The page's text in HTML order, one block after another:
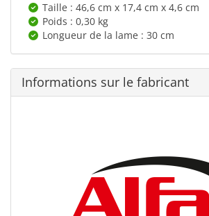
Taille : 46,6 cm x 17,4 cm x 4,6 cm
Poids : 0,30 kg
Longueur de la lame : 30 cm
Informations sur le fabricant